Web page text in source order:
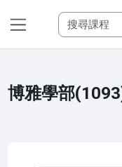
博雅學部